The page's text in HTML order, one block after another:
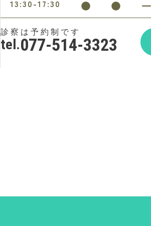
13:30-17:30
診察は予約制です
tel.077-514-3323